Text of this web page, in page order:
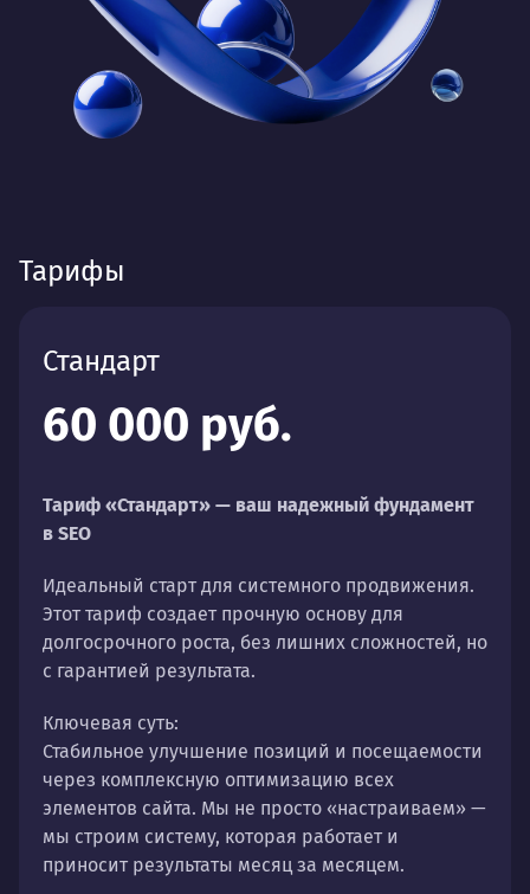
Тарифы
Стандарт
60 000 руб.
Тариф «Стандарт» — ваш надежный фундамент
в SEO
Идеальный старт для системного продвижения.
Этот тариф создает прочную основу для
долгосрочного роста, без лишних сложностей, но
с гарантией результата.
Ключевая суть:
Стабильное улучшение позиций и посещаемости
через комплексную оптимизацию всех
элементов сайта. Мы не просто «настраиваем» —
мы строим систему, которая работает и
приносит результаты месяц за месяцем.